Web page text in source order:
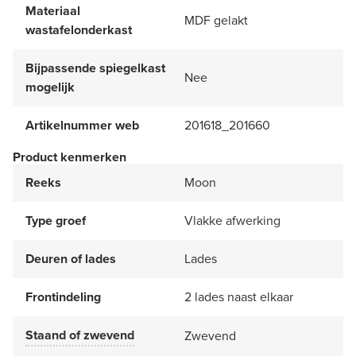
Materiaal
wastafelonderkast
MDF gelakt
Bijpassende spiegelkast
mogelijk
Nee
Artikelnummer web
201618_201660
Product kenmerken
Reeks
Moon
Type groef Vlakke afwerking
Deuren of lades Lades
Frontindeling 2 lades naast elkaar
Staand of zwevend Zwevend